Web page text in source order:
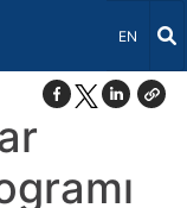
Dil
EN